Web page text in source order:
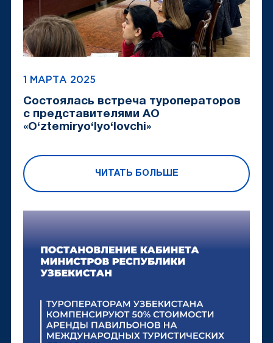
1 МАРТА 2025
Состоялась встреча туроператоров
с представителями АО
«O‘ztemiryo‘lyo‘lovchi»
ЧИТАТЬ БОЛЬШЕ